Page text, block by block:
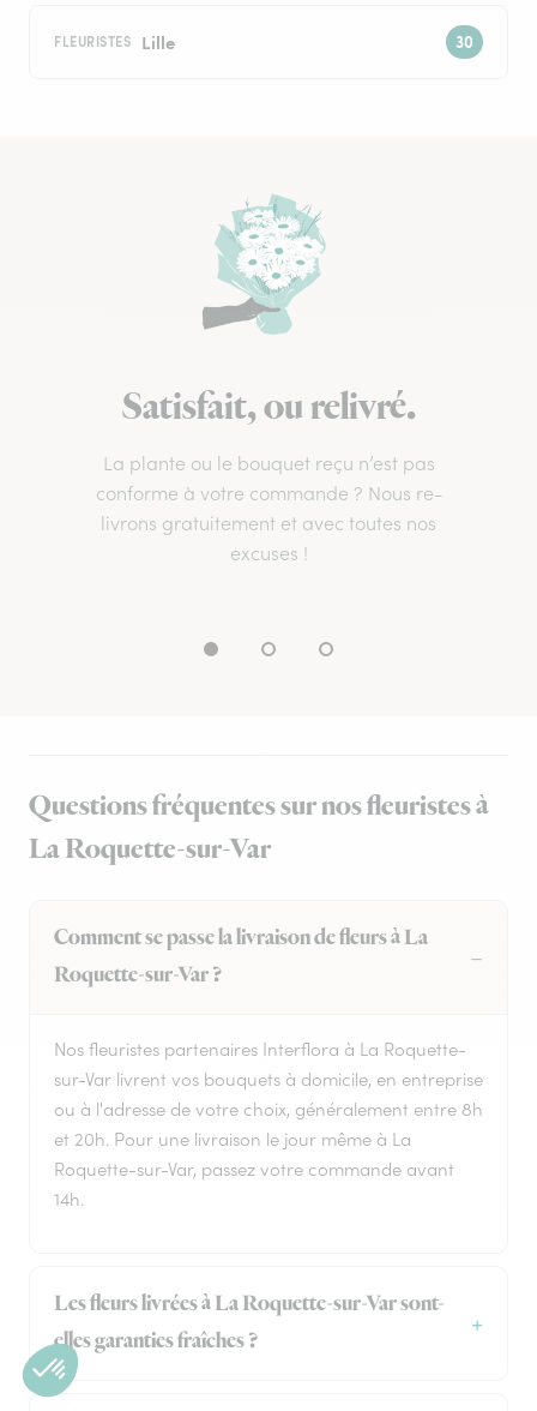
FLEURISTES Lille
Satisfait, ou relivré.
La plante ou le bouquet reçu n’est pas
conforme à votre commande ? Nous re-
livrons gratuitement et avec toutes nos
excuses !
Questions fréquentes sur nos fleuristes à
La Roquette-sur-Var
Comment se passe la livraison de fleurs à La
Roquette-sur-Var ?
Nos fleuristes partenaires Interflora à La Roquette-
sur-Var livrent vos bouquets à domicile, en entreprise
ou à l'adresse de votre choix, généralement entre 8h
et 20h. Pour une livraison le jour même à La
Roquette-sur-Var, passez votre commande avant
14h.
Les fleurs livrées à La Roquette-sur-Var sont-
elles garanties fraîches ?